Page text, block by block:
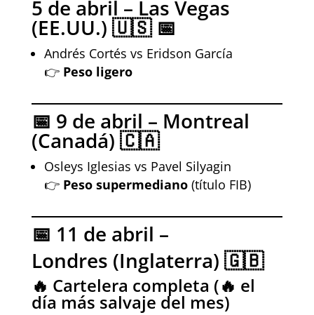
5 de abril – Las Vegas
(EE.UU.) 🇺🇸 📅
Andrés Cortés vs Eridson García
👉 Peso ligero
📅 9 de abril – Montreal
(Canadá) 🇨🇦
Osleys Iglesias vs Pavel Silyagin
👉 Peso supermediano(título FIB)
📅 11 de abril –
Londres (Inglaterra) 🇬🇧
🔥 Cartelera completa (🔥 el
día más salvaje del mes)